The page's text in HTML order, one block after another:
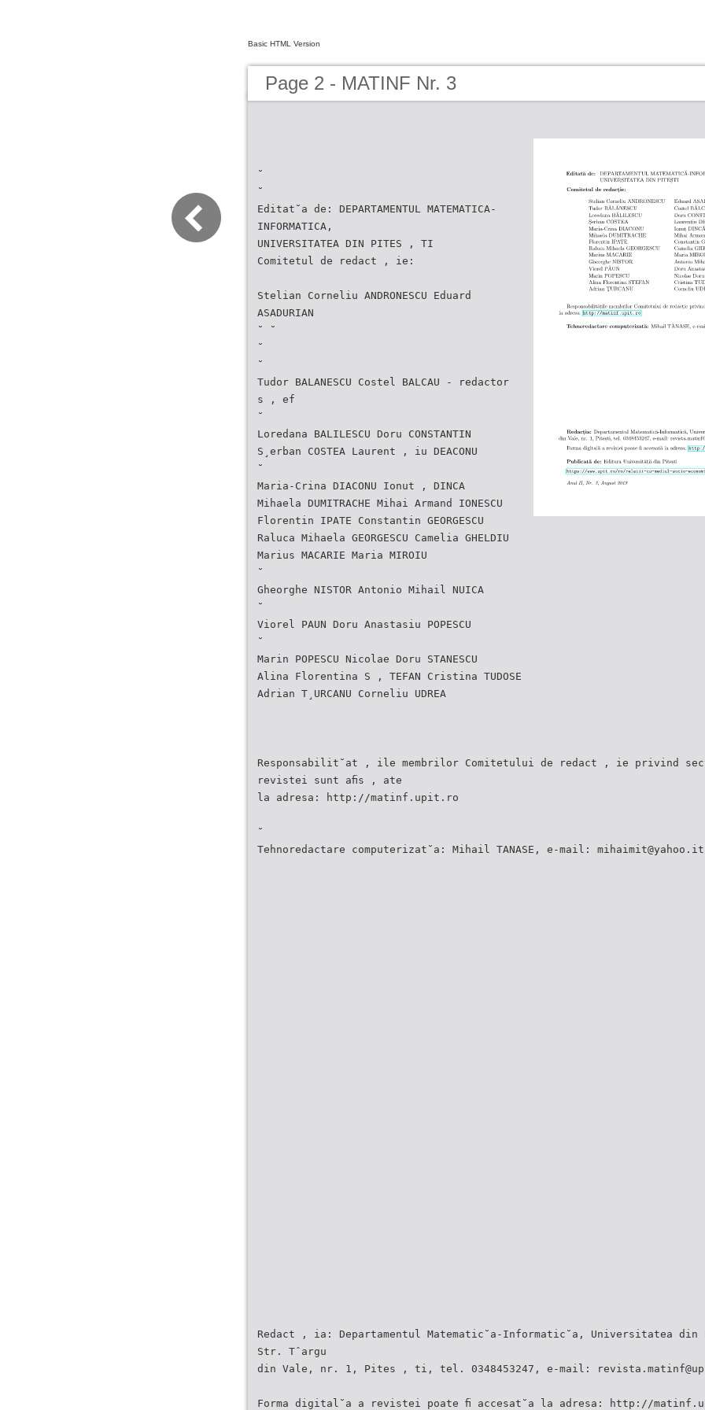
Basic HTML Version
Page 2 - MATINF Nr. 3
˘
˘
Editat˘a de: DEPARTAMENTUL MATEMATICA-
INFORMATICA,
UNIVERSITATEA DIN PITES , TI
Comitetul de redact , ie:
Stelian Corneliu ANDRONESCU Eduard
ASADURIAN
˘ ˘
˘
˘
Tudor BALANESCU Costel BALCAU - redactor
s , ef
˘
Loredana BALILESCU Doru CONSTANTIN
S¸erban COSTEA Laurent , iu DEACONU
˘
Maria-Crina DIACONU Ionut , DINCA
Mihaela DUMITRACHE Mihai Armand IONESCU
Florentin IPATE Constantin GEORGESCU
Raluca Mihaela GEORGESCU Camelia GHELDIU
Marius MACARIE Maria MIROIU
˘
Gheorghe NISTOR Antonio Mihail NUICA
˘
Viorel PAUN Doru Anastasiu POPESCU
˘
Marin POPESCU Nicolae Doru STANESCU
Alina Florentina S , TEFAN Cristina TUDOSE
Adrian T¸URCANU Corneliu UDREA
Responsabilit˘at , ile membrilor Comitetului de redact , ie privind
revistei sunt aﬁs , ate
la adresa: http://matinf.upit.ro
˘
Tehnoredactare computerizat˘a: Mihail TANASE, e-mail: mihaimit@yahoo.it
Redact , ia: Departamentul Matematic˘a-Informatic˘a, Universitatea
Str. Tˆargu
din Vale, nr. 1, Pites , ti, tel. 0348453247, e-mail:
Forma digital˘a a revistei poate ﬁ accesat˘a la adresa: http://